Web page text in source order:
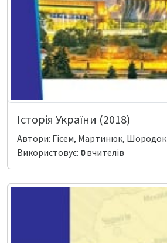
Історія України (2018)
Автори: Гісем, Мартинюк, Шородок
Використовує: 0вчителів